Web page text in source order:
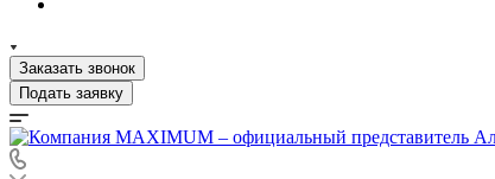
Заказать звонок
Подать заявку